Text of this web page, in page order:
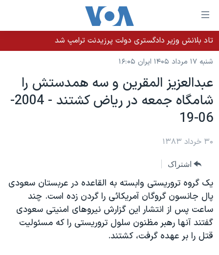
لینکهای
قابل
دسترسی
جهش
محتوای
اصلی
جهش
به
صفحه
جهش
جستجو
خانه
نسخه سبک وب‌سایت
موضوع ها
ایران
آمریکا
جهان
ویژه برنامه‌ها
ویدیوها
فرهنگ و زندگی
برنامه های تلویزیونی
جدول برنامه ها
صفحه‌های ویژه
۲۵۰سالگی آمریکا
بایگانی برنامه‌های تلویزیونی
مستندها
فرکانس‌های صدای آمریکا
پخش رادیویی
یادگیری زبان انگلیسی
دنبال کنید
تاد بلانش وزیر دادگستری دولت پرزیدنت ترامپ شد
شنبه ۱۷ مرداد ۱۴۰۵ ایران ۱۶:۰۵
عبدالعزيز المقرين و سه همدستش را
شامگاه جمعه در رياض کشتند - 2004-
06-19
۳۰ خرداد ۱۳۸۳
اشتراک
يک گروه تروريستی وابسته به القاعده در عربستان سعودی
پال جانسون گروگان آمريکائی را گردن زده است. چند
ساعت پس از انتشار اين گزارش نيروهای امنيتی سعودی
گفتند آنها رهبر مظنون سلول تروريستی را که مسئوليت
قتل را بر عهده گرفت، کشتند.